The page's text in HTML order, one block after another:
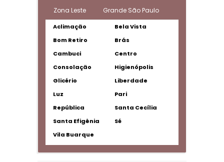
Zona Leste Grande São Paulo
Aclimação
Bela Vista
Bom Retiro
Brás
Cambuci
Centro
Consolação
Higienópolis
Glicério
Liberdade
Luz
Pari
República
Santa Cecília
Santa Efigênia
Sé
Vila Buarque